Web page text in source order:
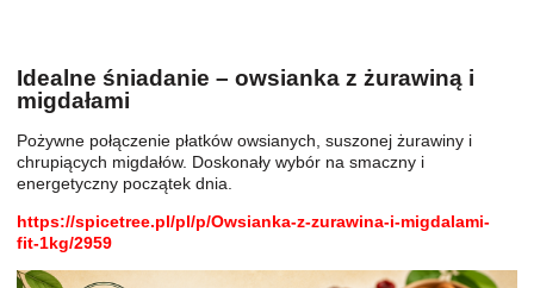
Idealne śniadanie – owsianka z żurawiną i
migdałami
Pożywne połączenie płatków owsianych, suszonej żurawiny i
chrupiących migdałów. Doskonały wybór na smaczny i
energetyczny początek dnia.
https://spicetree.pl/pl/p/Owsianka-z-zurawina-i-migdalami-
fit-1kg/2959